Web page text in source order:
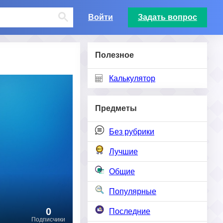
Войти Задать вопрос
Полезное
Калькулятор
Предметы
Без рубрики
Лучшие
Общие
Популярные
Последние
Подписчики
0